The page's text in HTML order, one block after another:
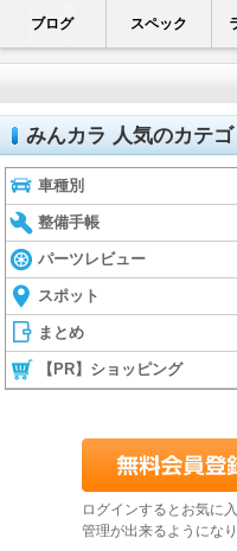
ブログ スペック
みんカラ 人気のカテゴ
車種別
整備手帳
パーツレビュー
スポット
まとめ
【PR】ショッピング
ログインするとお気に
管理が出来るようにな